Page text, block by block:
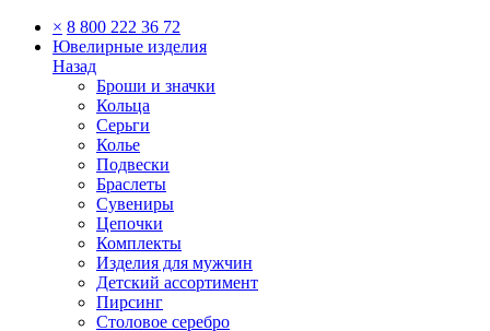
× 8 800 222 36 72
Ювелирные изделия
Назад
Броши и значки
Кольца
Серьги
Колье
Подвески
Браслеты
Сувениры
Цепочки
Комплекты
Изделия для мужчин
Детский ассортимент
Пирсинг
Столовое серебро